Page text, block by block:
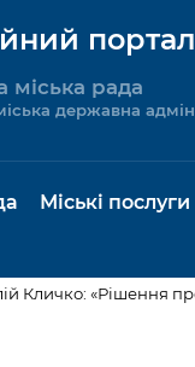
міська рада
державна
Міські послуги
Кличко: «Рішення